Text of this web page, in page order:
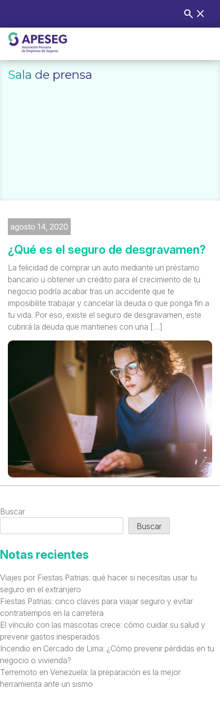
content
Buscar:
search close
APESEG
Sala de prensa
agosto 14, 2020
¿Qué es el seguro de desgravamen?
La felicidad de comprar un auto mediante un préstamo
bancario u obtener un crédito para el crecimiento de tu
negocio podría acabar tras un accidente que te
imposibilite trabajar y cancelar la deuda o que ponga fin a
tu vida. Por eso, existe el seguro de desgravamen, este
cubrirá la deuda que mantienes con una […]
Buscar
Buscar
Notas recientes
Viajes por Fiestas Patrias: qué hacer si necesitas usar tu
seguro en el extranjero
Fiestas Patrias: cinco claves para viajar seguro y evitar
contratiempos en la carretera
El vínculo con las mascotas crece: cómo cuidar su salud y
prevenir gastos inesperados
Incendio en Cercado de Lima: ¿Cómo prevenir pérdidas en tu
negocio o vivienda?
Terremoto en Venezuela: la preparación es la mejor
herramienta ante un sismo